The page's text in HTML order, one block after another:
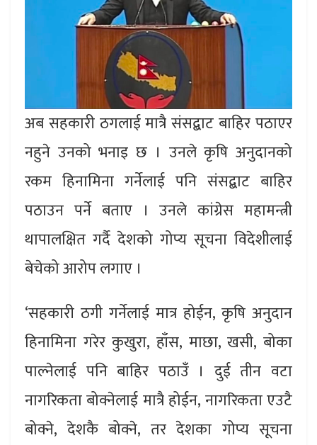
अब सहकारी ठगलाई मात्रै संसद्बाट बाहिर पठाएर
नहुने उनको भनाइ छ । उनले कृषि अनुदानको
रकम हिनामिना गर्नेलाई पनि संसद्बाट बाहिर
पठाउन पर्ने बताए । उनले कांग्रेस महामन्त्री
थापालक्षित गर्दै देशको गोप्य सूचना विदेशीलाई
बेचेको आरोप लगाए ।
‘सहकारी ठगी गर्नेलाई मात्र होईन, कृषि अनुदान
हिनामिना गरेर कुखुरा, हाँस, माछा, खसी, बोका
पाल्नेलाई पनि बाहिर पठाउँ । दुई तीन वटा
नागरिकता बोक्नेलाई मात्रै होईन, नागरिकता एउटै
बोक्ने, देशकै बोक्ने, तर देशका गोप्य सूचना